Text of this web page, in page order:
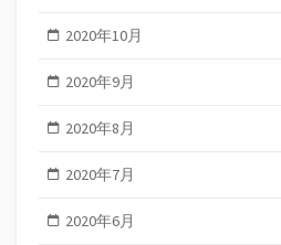
2020年10月
2020年9月
2020年8月
2020年7月
2020年6月